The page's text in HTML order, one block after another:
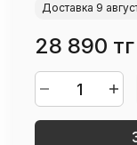
Доставка 9
28 890 тг